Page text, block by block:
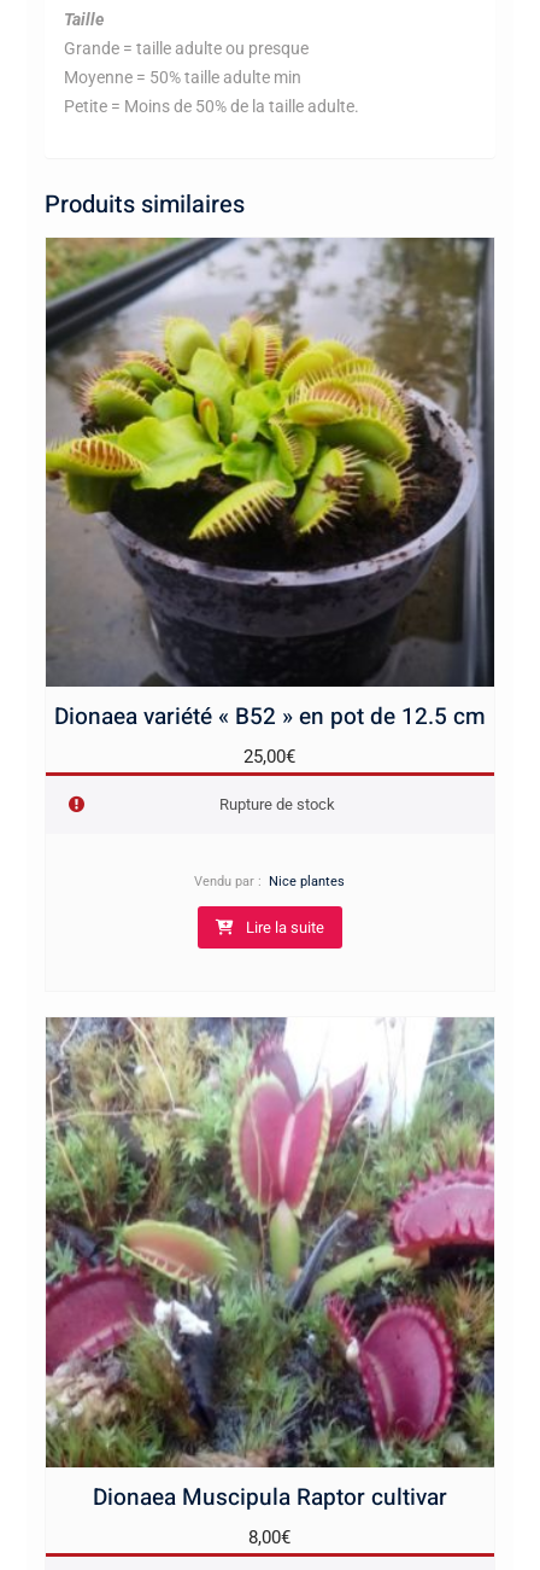
Taille
Grande = taille adulte ou presque
Moyenne = 50% taille adulte min
Petite = Moins de 50% de la taille adulte.
Produits similaires
Dionaea variété « B52 » en pot de 12.5 cm
25,00€
Rupture de stock
Vendu par : Nice plantes
Lire la suite
Dionaea Muscipula Raptor cultivar
8,00€